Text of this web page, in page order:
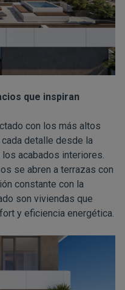
que inspiran
con los más altos
detalle desde la
acabados interiores.
se abren a terrazas con
constante con la
son viviendas que
y eficiencia energética.